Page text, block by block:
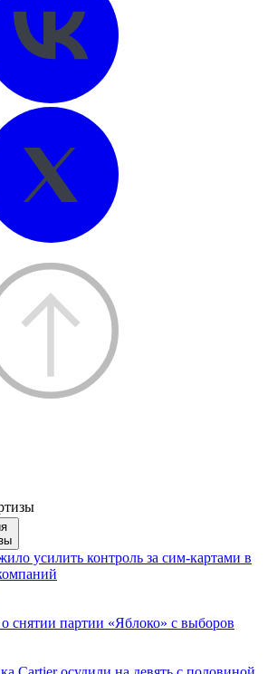
усилить контроль за сим-картами в
снятии партии «Яблоко» с выборов